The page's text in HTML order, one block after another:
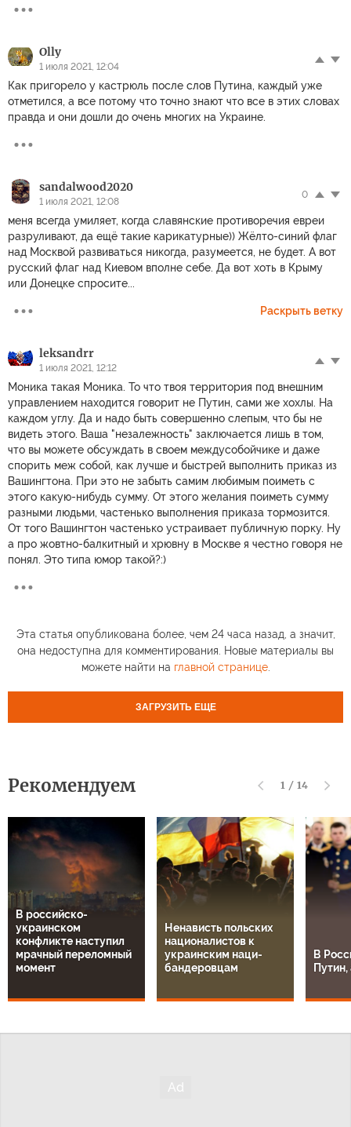
Olly
1 июля 2021, 12:04
Как пригорело у кастрюль после слов Путина, каждый уже
отметился, а все потому что точно знают что все в этих словах
правда и они дошли до очень многих на Украине.
sandalwood2020
1 июля 2021, 12:08
0
меня всегда умиляет, когда славянские противоречия евреи
разруливают, да ещё такие карикатурные)) Жёлто-синий флаг
над Москвой развиваться никогда, разумеется, не будет. А вот
русский флаг над Киевом вполне себе. Да вот хоть в Крыму
или Донецке спросите...
Раскрыть ветку
leksandrr
1 июля 2021, 12:12
Моника такая Моника. То что твоя территория под внешним
управлением находится говорит не Путин, сами же хохлы. На
каждом углу. Да и надо быть совершенно слепым, что бы не
видеть этого. Ваша "незалежность" заключается лишь в том,
что вы можете обсуждать в своем междусобойчике и даже
спорить меж собой, как лучше и быстрей выполнить приказ из
Вашингтона. При это не забыть самим любимым поиметь с
этого какую-нибудь сумму. От этого желания поиметь сумму
разными людьми, частенько выполнения приказа тормозится.
От того Вашингтон частенько устраивает публичную порку. Ну
а про жовтно-балкитный и хрювну в Москве я честно говоря не
понял. Это типа юмор такой?:)
Эта статья опубликована более, чем 24 часа назад, а значит,
она недоступна для комментирования. Новые материалы вы
можете найти на главной странице.
ЗАГРУЗИТЬ ЕЩЕ
Рекомендуем 1 / 14
В российско-
украинском
конфликте наступил
мрачный переломный
момент
Ненависть польских
националистов к
украинским наци-
бандеровцам
В